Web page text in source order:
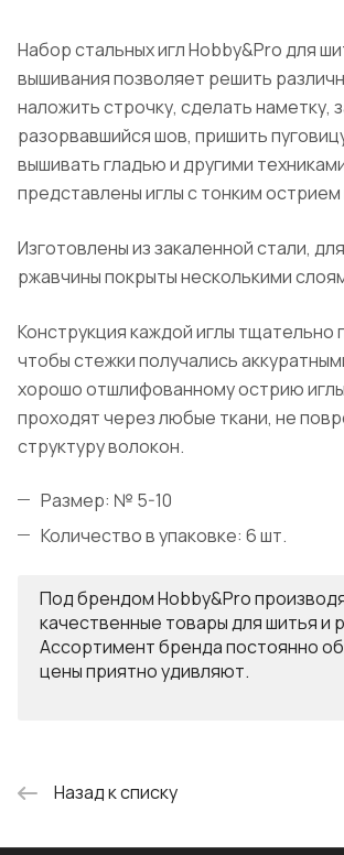
Набор стальных игл Hobby&Pro для
вышивания позволяет решить
наложить строчку, сделать наметку,
разорвавшийся шов, пришить
вышивать гладью и другими
представлены иглы с тонким
Изготовлены из закаленной стали,
ржавчины покрыты несколькими
Конструкция каждой иглы тщательно
чтобы стежки получались
хорошо отшлифованному острию
проходят через любые ткани, не
структуру волокон.
Размер: № 5-10
Количество в упаковке: 6 шт.
Под брендом Hobby&Pro
качественные товары для шитья и
Ассортимент бренда постоянно
цены приятно удивляют.
Назад к списку